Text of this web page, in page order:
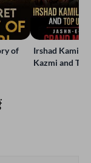
of
Irshad Kamil,
Kazmi and